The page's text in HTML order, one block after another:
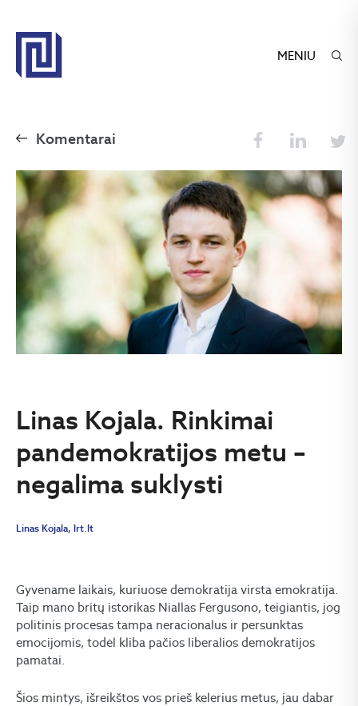
MENIU
Komentarai
Linas Kojala. Rinkimai
pandemokratijos metu –
negalima suklysti
Linas Kojala, lrt.lt
Gyvename laikais, kuriuose demokratija virsta emokratija.
Taip mano britų istorikas Niallas Fergusono, teigiantis, jog
politinis procesas tampa neracionalus ir persunktas
emocijomis, todėl kliba pačios liberalios demokratijos
pamatai.
Šios mintys, išreikštos vos prieš kelerius metus, jau dabar